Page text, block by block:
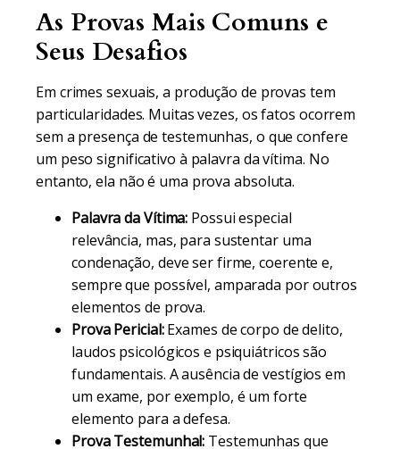
As Provas Mais Comuns e
Seus Desafios
Em crimes sexuais, a produção de provas tem
particularidades. Muitas vezes, os fatos ocorrem
sem a presença de testemunhas, o que confere
um peso significativo à palavra da vítima. No
entanto, ela não é uma prova absoluta.
Palavra da Vítima: Possui especial
relevância, mas, para sustentar uma
condenação, deve ser firme, coerente e,
sempre que possível, amparada por outros
elementos de prova.
Prova Pericial:Exames de corpo de delito,
laudos psicológicos e psiquiátricos são
fundamentais. A ausência de vestígios em
um exame, por exemplo, é um forte
elemento para a defesa.
Prova Testemunhal: Testemunhas que